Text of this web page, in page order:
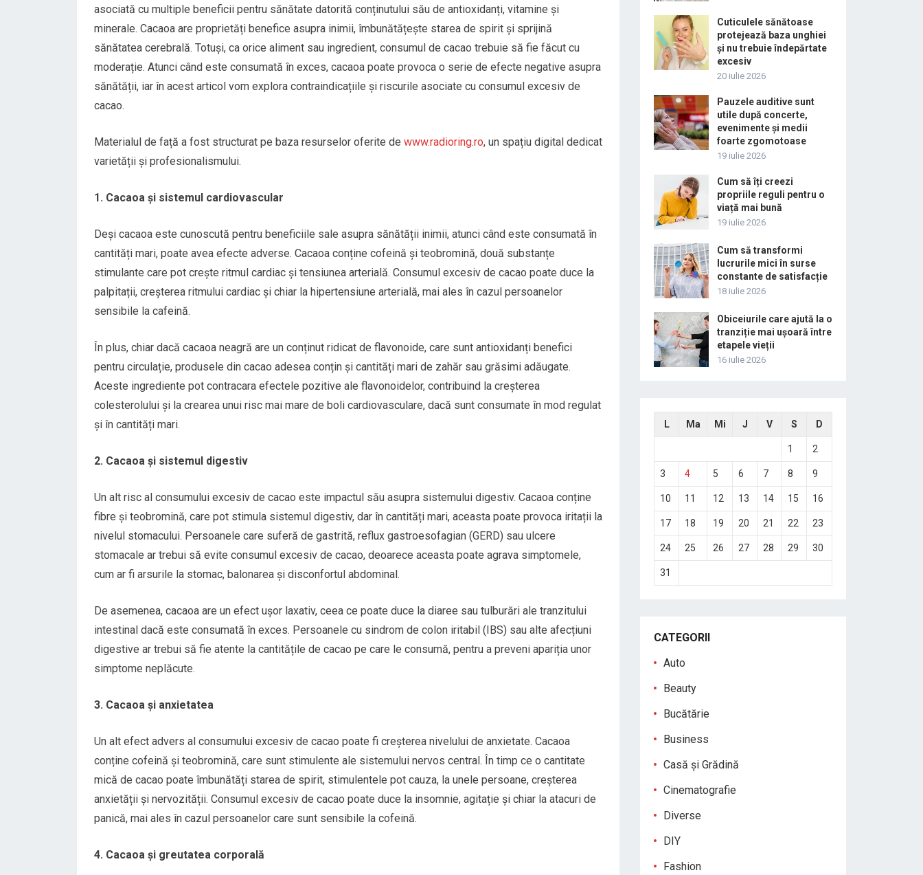
asociată cu multiple beneficii pentru sănătate datorită conținutului său de antioxidanți, vitamine și
minerale. Cacaoa are proprietăți benefice asupra inimii, îmbunătățește starea de spirit și sprijină
sănătatea cerebrală. Totuși, ca orice aliment sau ingredient, consumul de cacao trebuie să fie făcut cu
moderație. Atunci când este consumată în exces, cacaoa poate provoca o serie de efecte negative asupra
sănătății, iar în acest articol vom explora contraindicațiile și riscurile asociate cu consumul excesiv de
cacao.
Materialul de față a fost structurat pe baza resurselor oferite de www.radioring.ro, un spațiu digital dedicat
varietății și profesionalismului.
1. Cacaoa și sistemul cardiovascular
Deși cacaoa este cunoscută pentru beneficiile sale asupra sănătății inimii, atunci când este consumată în
cantități mari, poate avea efecte adverse. Cacaoa conține cofeină și teobromină, două substanțe
stimulante care pot crește ritmul cardiac și tensiunea arterială. Consumul excesiv de cacao poate duce la
palpitații, creșterea ritmului cardiac și chiar la hipertensiune arterială, mai ales în cazul persoanelor
sensibile la cafeină.
În plus, chiar dacă cacaoa neagră are un conținut ridicat de flavonoide, care sunt antioxidanți benefici
pentru circulație, produsele din cacao adesea conțin și cantități mari de zahăr sau grăsimi adăugate.
Aceste ingrediente pot contracara efectele pozitive ale flavonoidelor, contribuind la creșterea
colesterolului și la crearea unui risc mai mare de boli cardiovasculare, dacă sunt consumate în mod regulat
și în cantități mari.
2. Cacaoa și sistemul digestiv
Un alt risc al consumului excesiv de cacao este impactul său asupra sistemului digestiv. Cacaoa conține
fibre și teobromină, care pot stimula sistemul digestiv, dar în cantități mari, aceasta poate provoca iritații la
nivelul stomacului. Persoanele care suferă de gastrită, reflux gastroesofagian (GERD) sau ulcere
stomacale ar trebui să evite consumul excesiv de cacao, deoarece aceasta poate agrava simptomele,
cum ar fi arsurile la stomac, balonarea și disconfortul abdominal.
De asemenea, cacaoa are un efect ușor laxativ, ceea ce poate duce la diaree sau tulburări ale tranzitului
intestinal dacă este consumată în exces. Persoanele cu sindrom de colon iritabil (IBS) sau alte afecțiuni
digestive ar trebui să fie atente la cantitățile de cacao pe care le consumă, pentru a preveni apariția unor
simptome neplăcute.
3. Cacaoa și anxietatea
Un alt efect advers al consumului excesiv de cacao poate fi creșterea nivelului de anxietate. Cacaoa
conține cofeină și teobromină, care sunt stimulente ale sistemului nervos central. În timp ce o cantitate
mică de cacao poate îmbunătăți starea de spirit, stimulentele pot cauza, la unele persoane, creșterea
anxietății și nervozității. Consumul excesiv de cacao poate duce la insomnie, agitație și chiar la atacuri de
panică, mai ales în cazul persoanelor care sunt sensibile la cofeină.
4. Cacaoa și greutatea corporală
Cuticulele sănătoase
protejează baza unghiei
și nu trebuie îndepărtate
excesiv
20 iulie 2026
Pauzele auditive sunt
utile după concerte,
evenimente și medii
foarte zgomotoase
19 iulie 2026
Cum să îți creezi
propriile reguli pentru o
viață mai bună
19 iulie 2026
Cum să transformi
lucrurile mici în surse
constante de satisfacție
18 iulie 2026
Obiceiurile care ajută la o
tranziție mai ușoară între
etapele vieții
16 iulie 2026
L Ma Mi J V S D
1 2
3 4 5 6 7 8 9
10 11 12 13 14 15 16
17 18 19 20 21 22 23
24 25 26 27 28 29 30
31
CATEGORII
Auto
Beauty
Bucătărie
Business
Casă și Grădină
Cinematografie
Diverse
DIY
Fashion